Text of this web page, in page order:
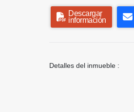
Descargar
información
Detalles del inmueble :